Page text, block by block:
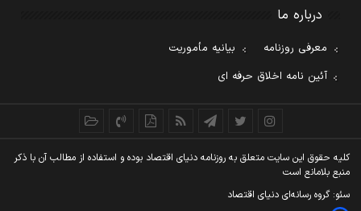
درباره ما
معرفی روزنامه
بیانیه مأموریت
آئین نامه اخلاق حرفه ای
کليه حقوق اين سايت متعلق به روزنامه دنيای اقتصاد بوده و استفاده از مطالب آن با ذکر
منبع بلامانع است
سئو: گروه رسانه‌ای دنیای اقتصاد